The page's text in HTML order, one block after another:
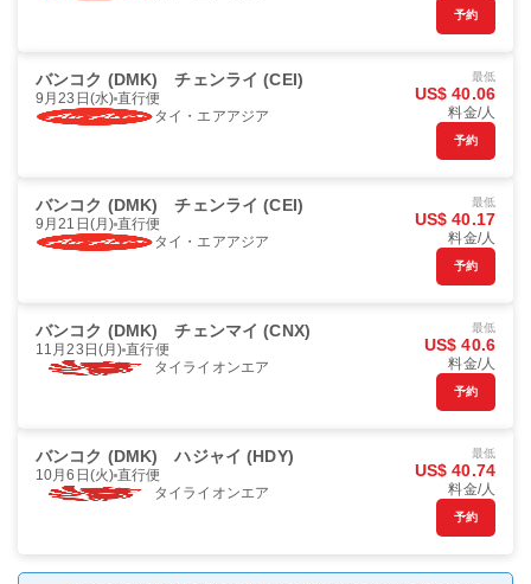
予約
バンコク (DMK) チェンライ (CEI)
9月23日(水) 直行便
タイ・エアアジア
最低
US$ 40.06
料金/人
予約
バンコク (DMK) チェンライ (CEI)
9月21日(月) 直行便
タイ・エアアジア
最低
US$ 40.17
料金/人
予約
バンコク (DMK) チェンマイ (CNX)
11月23日(月) 直行便
タイライオンエア
最低
US$ 40.6
料金/人
予約
バンコク (DMK) ハジャイ (HDY)
10月6日(火) 直行便
タイライオンエア
最低
US$ 40.74
料金/人
予約